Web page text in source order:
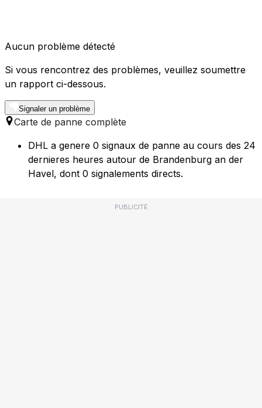
Aucun problème détecté
Si vous rencontrez des problèmes, veuillez soumettre
un rapport ci-dessous.
Signaler un problème
Carte de panne complète
DHL a genere 0 signaux de panne au cours des 24
dernieres heures autour de Brandenburg an der
Havel, dont 0 signalements directs.
PUBLICITÉ